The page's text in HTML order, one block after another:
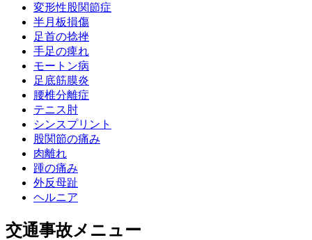
変形性股関節症
半月板損傷
足首の捻挫
手足の痺れ
モートン病
足底筋膜炎
腰椎分離症
テニス肘
シンスプリント
股関節の痛み
肉離れ
踵の痛み
外反母趾
ヘルニア
交通事故メニュー